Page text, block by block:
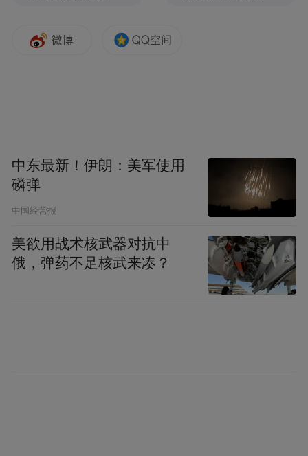
中东最新！伊朗：美军使用
磷弹
中国经营报
美欲用战术核武器对抗中
俄，弹药不足核武来凑？